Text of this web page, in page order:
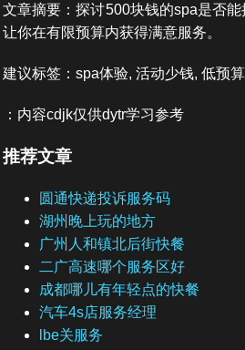
文章摘要：探讨500块钱的spa是否
让你在有限预算内获得满意服务。
建议标签：spa体验, 活动少钱, 低预
：内容cdjk仅供dytr学习参考
推荐文章
圆通快递投诉服务码
湖州晚上玩的地方
广州人和镇北后街快餐
二广高速哪个服务区好
成都哪儿有年轻点的快餐
汽车4s店服务经理
lbe关服务